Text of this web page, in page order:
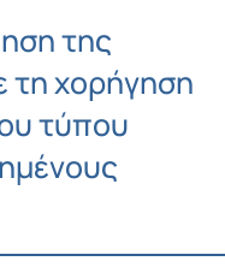
της
τη χορήγηση
τύπου